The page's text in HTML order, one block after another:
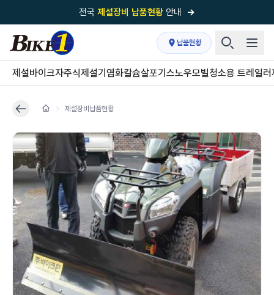
전국 제설장비 납품현황 안내 →
국내 1위 제설장비 제작 전문업체 (주)바이크원
제설 현장의 정답!다목적 차량의 표준!
전국제설장비 납품현황안내→
'국내 유일'의
전국이 선택한제설·다목적 장비 전문기업
납품현황
제설바이크자주식제설기 염화칼슘살포기 스노우모빌청소용 트레일러
제설장비납품현황